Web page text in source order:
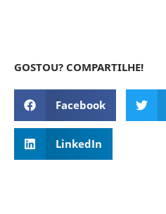
GOSTOU? COMPARTILHE!
Facebook
LinkedIn